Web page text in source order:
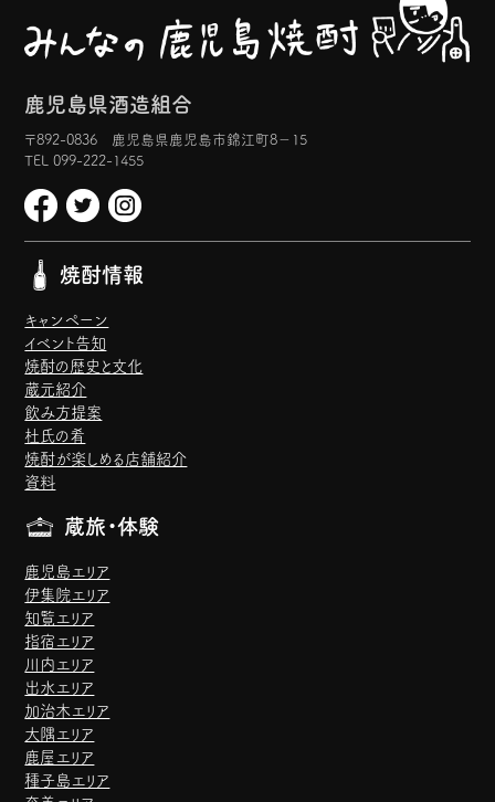
鹿児島県酒造組合
〒892-0836 鹿児島県鹿児島市錦江町8−15
TEL 099-222-1455
焼酎情報
キャンペーン
イベント告知
焼酎の歴史と文化
蔵元紹介
飲み方提案
杜氏の肴
焼酎が楽しめる店舗紹介
資料
蔵旅・体験
鹿児島エリア
伊集院エリア
知覧エリア
指宿エリア
川内エリア
出水エリア
加治木エリア
大隅エリア
鹿屋エリア
種子島エリア